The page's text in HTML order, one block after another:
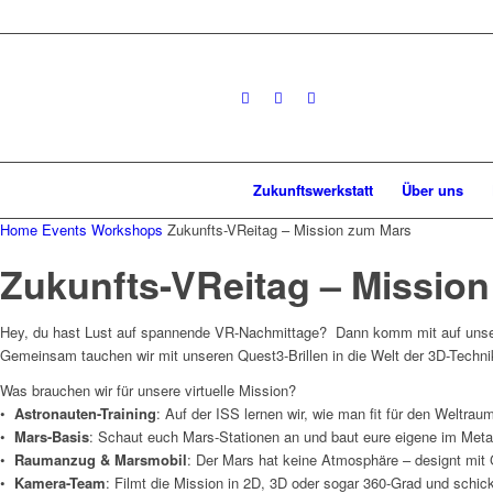
Zukunftswerkstatt Über uns
Home Events Workshops Zukunfts-VReitag – Mission zum Mars
Zukunfts-VReitag –
Hey, du hast Lust auf spannende VR-Nachmittage? Dann komm mit auf
Gemeinsam tauchen wir mit unseren Quest3-Brillen in die Welt der 3D-
Was brauchen wir für unsere virtuelle Mission?
• Astronauten-Training: Auf der ISS lernen wir, wie man fit für den
• Mars-Basis: Schaut euch Mars-Stationen an und baut eure eigene im
• Raumanzug & Marsmobil: Der Mars hat keine Atmosphäre – designt
• Kamera-Team: Filmt die Mission in 2D, 3D oder sogar 360-Grad und